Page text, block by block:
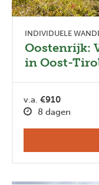
INDIVIDUELE
Oostenrijk:
in Oost-
v.a. €910
8 dagen